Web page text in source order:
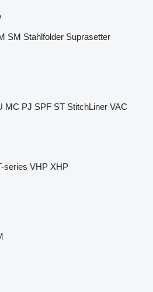
SM Stahlfolder Suprasetter
MC PJ SPF ST StitchLiner VAC
series VHP XHP